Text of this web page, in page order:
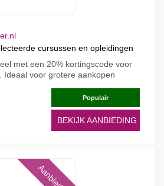
cursussen en opleidingen
met een 20% kortingscode voor
Ideaal voor grotere aankopen
Populair
BEKIJK AANBIEDING